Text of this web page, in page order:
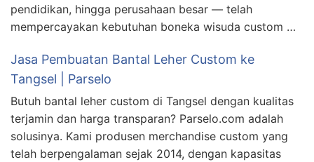
pendidikan, hingga perusahaan besar — telah
mempercayakan kebutuhan boneka wisuda custom …
Jasa Pembuatan Bantal Leher Custom ke
Tangsel | Parselo
Butuh bantal leher custom di Tangsel dengan kualitas
terjamin dan harga transparan? Parselo.com adalah
solusinya. Kami produsen merchandise custom yang
telah berpengalaman sejak 2014, dengan kapasitas